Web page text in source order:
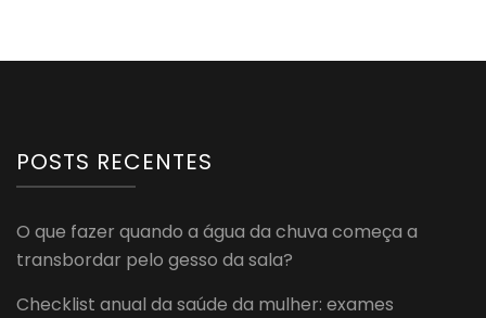
POSTS RECENTES
O que fazer quando a água da chuva começa a
transbordar pelo gesso da sala?
Checklist anual da saúde da mulher: exames